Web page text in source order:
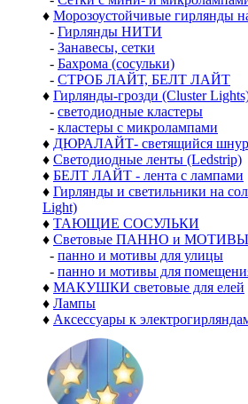
♦ Морозоустойчивые гирлянды
- Гирлянды НИТИ
- Занавесы, сетки
- Бахрома (сосульки)
- СТРОБ ЛАЙТ, БЕЛТ ЛАЙТ
♦ Гирлянды-грозди (Cluster
- светодиодные кластеры
- кластеры с микролампами
♦ ДЮРАЛАЙТ- светящийся шнур
♦ Светодиодные ленты (Ledstrip)
♦ БЕЛТ ЛАЙТ - лента с лампами
♦ Гирлянды и светильники на
Light)
♦ ТАЮЩИЕ СОСУЛЬКИ
♦ Световые ПАННО и МОТИВЫ
- панно и мотивы для улицы
- панно и мотивы для
♦ МАКУШКИ световые для елей
♦ Лампы
♦ Аксессуары к